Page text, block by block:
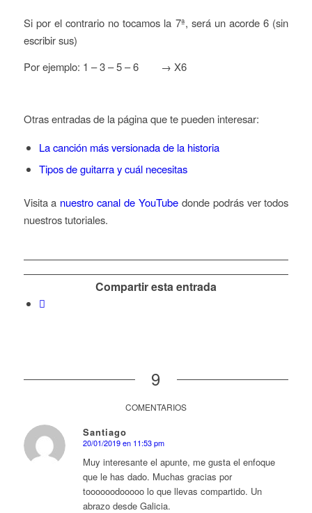
Si por el contrario no tocamos la 7ª, será un acorde 6 (sin
escribir sus)
Por ejemplo: 1 – 3 – 5 – 6 → X6
Otras entradas de la página que te pueden interesar:
La canción más versionada de la historia
Tipos de guitarra y cuál necesitas
Visita a nuestro canal de YouTubedonde podrás ver todos
nuestros tutoriales.
Compartir esta entrada
9
COMENTARIOS
Santiago
Dice:
20/01/2019 en 11:53 pm
Muy interesante el apunte, me gusta el enfoque
que le has dado. Muchas gracias por
toooooodooooo lo que llevas compartido. Un
abrazo desde Galicia.